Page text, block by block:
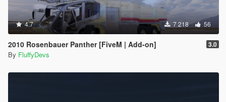
4.7 7 218 56
2010 Rosenbauer Panther [FiveM | Add-on] 3.0
By FluffyDevs